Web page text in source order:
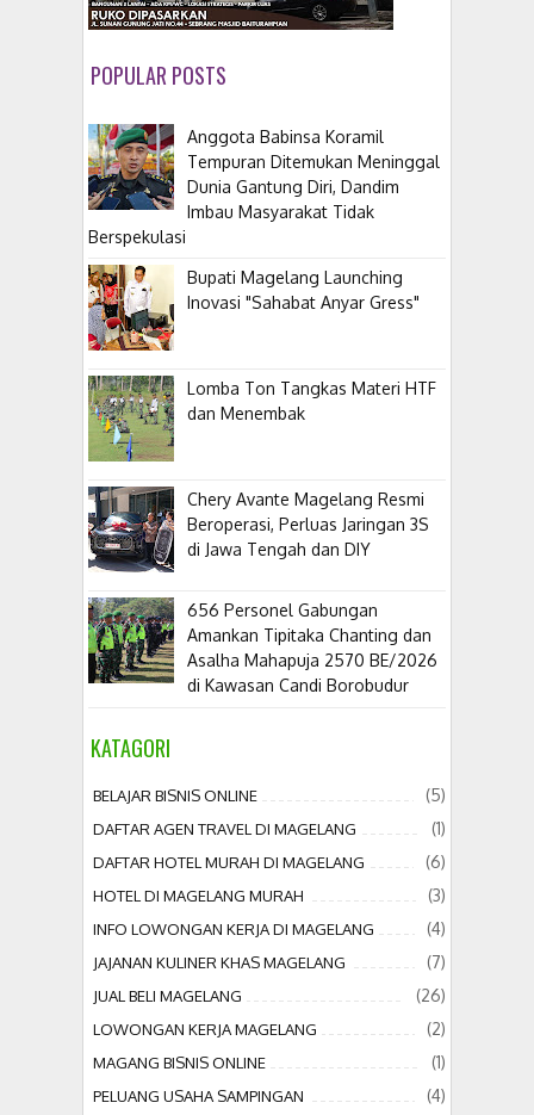
POPULAR POSTS
Anggota Babinsa Koramil
Tempuran Ditemukan Meninggal
Dunia Gantung Diri, Dandim
Imbau Masyarakat Tidak
Berspekulasi
Bupati Magelang Launching
Inovasi "Sahabat Anyar Gress"
Lomba Ton Tangkas Materi HTF
dan Menembak
​Chery Avante Magelang Resmi
Beroperasi, Perluas Jaringan 3S
di Jawa Tengah dan DIY
656 Personel Gabungan
Amankan Tipitaka Chanting dan
Asalha Mahapuja 2570 BE/2026
di Kawasan Candi Borobudur
KATAGORI
BELAJAR BISNIS ONLINE (5)
DAFTAR AGEN TRAVEL DI MAGELANG (1)
DAFTAR HOTEL MURAH DI MAGELANG (6)
HOTEL DI MAGELANG MURAH (3)
INFO LOWONGAN KERJA DI MAGELANG (4)
JAJANAN KULINER KHAS MAGELANG (7)
JUAL BELI MAGELANG (26)
LOWONGAN KERJA MAGELANG (2)
MAGANG BISNIS ONLINE (1)
PELUANG USAHA SAMPINGAN (4)